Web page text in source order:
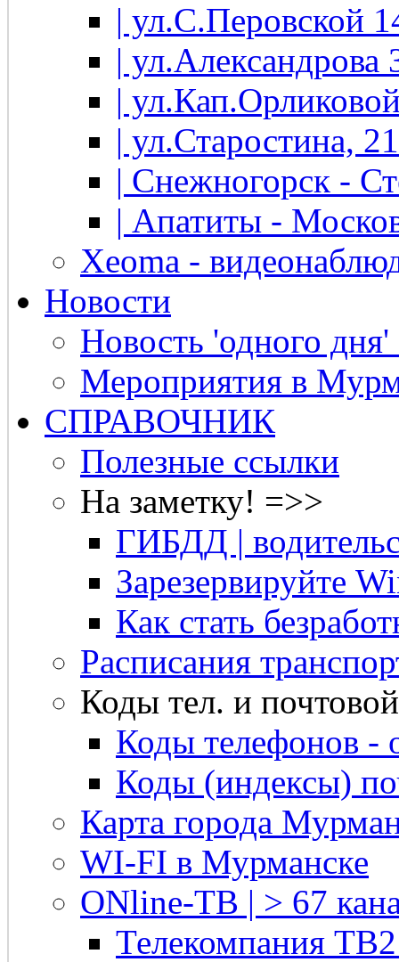
| ул.С.Перовской
| ул.Александрова
|
| ул.Старостина,
| Снежногорск -
| Апатиты -
Xeoma -
Новости
Новость 'одного
Мероприятия в
СПРАВОЧНИК
Полезные ссылки
На заметку! =>>
ГИБДД |
Зарезервируйте
Как стать
Расписания
Коды тел. и
Коды телефонов -
Коды (индексы)
Карта города
WI-FI в Мурманске
ONline-ТВ | > 67
Телекомпания